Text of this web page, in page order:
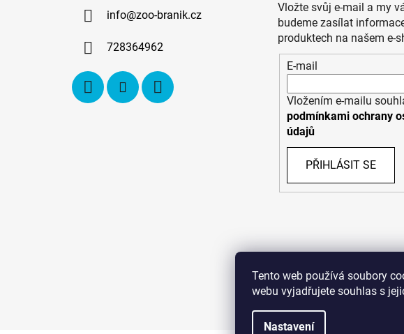
Tento web používá soubory
webu vyjadřujete souhlas s
Nastavení
info@zoo-branik.cz
728364962
Vložte svůj e-mail a my
budeme zasílat
produktech na našem e-
E-mail
Vložením e-mailu
podmínkami ochrany
údajů
PŘIHLÁSIT SE
Copyright (c) 2011